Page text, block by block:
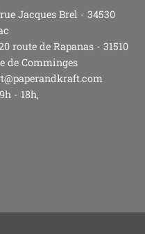
rue Jacques Brel - 34530
route de Rapanas - 31510
de Comminges
- 18h,